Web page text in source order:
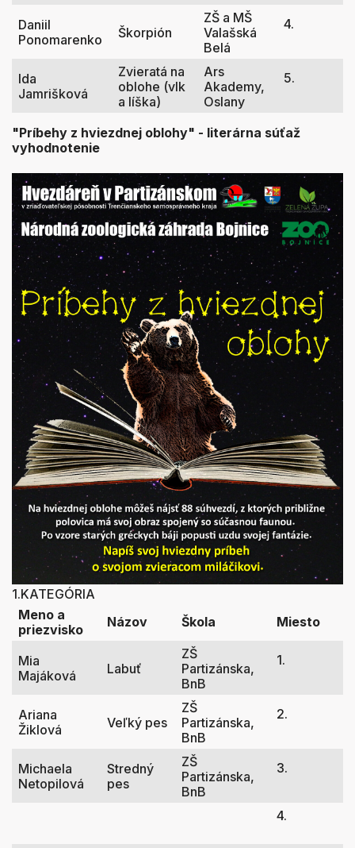
Daniil
Ponomarenko
Škorpión
ZŠ a MŠ
Valašská
Belá
4.
Ida
Jamrišková
Zvieratá na
oblohe (vlk
a líška)
Ars
Akademy,
Oslany
5.
"Príbehy z hviezdnej oblohy" - literárna súťaž
vyhodnotenie
1.KATEGÓRIA
Meno a
priezvisko
Názov Škola Miesto
Mia
Majáková
Labuť
ZŠ
Partizánska,
BnB
1.
Ariana
Žiklová
Veľký pes
ZŠ
Partizánska,
BnB
2.
Michaela
Netopilová
Stredný
pes
ZŠ
Partizánska,
BnB
3.
4.